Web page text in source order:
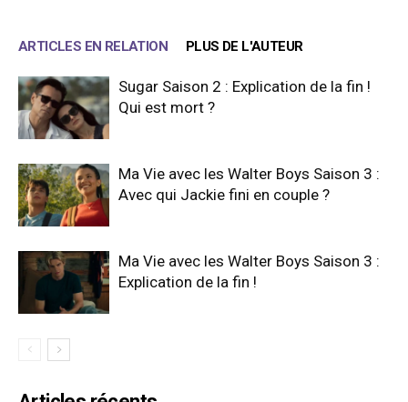
ARTICLES EN RELATION PLUS DE L'AUTEUR
Sugar Saison 2 : Explication de la fin !
Qui est mort ?
Ma Vie avec les Walter Boys Saison 3 :
Avec qui Jackie fini en couple ?
Ma Vie avec les Walter Boys Saison 3 :
Explication de la fin !